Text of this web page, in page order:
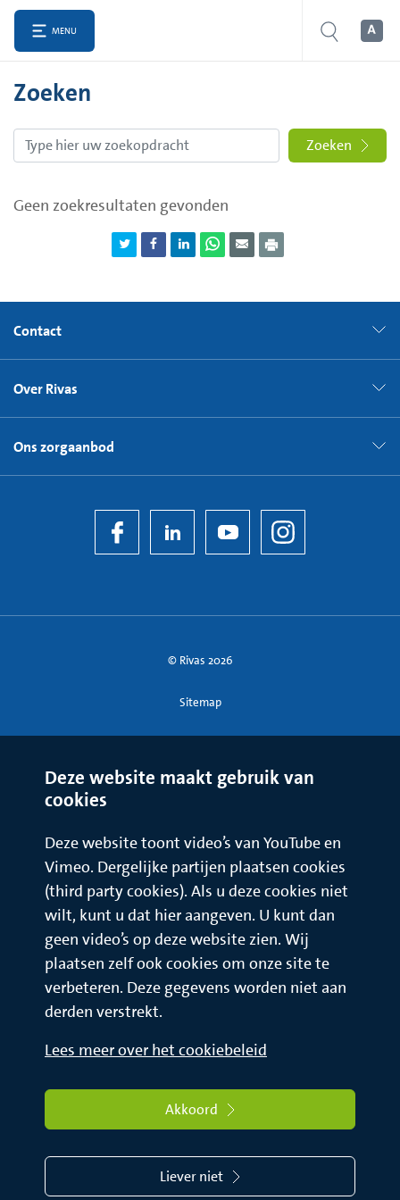
MENU
Zoeken
Zoeken
Geen zoekresultaten gevonden
Contact
Over Rivas
Ons zorgaanbod
© Rivas 2026
Sitemap
Deze website maakt gebruik van
cookies
Deze website toont video’s van YouTube en
Vimeo. Dergelijke partijen plaatsen cookies
(third party cookies). Als u deze cookies niet
wilt, kunt u dat hier aangeven. U kunt dan
geen video’s op deze website zien. Wij
plaatsen zelf ook cookies om onze site te
verbeteren. Deze gegevens worden niet aan
derden verstrekt.
Lees meer over het cookiebeleid
Akkoord
Liever niet